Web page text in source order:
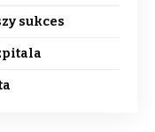
sukces